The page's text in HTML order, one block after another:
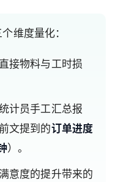
维度量化：
接物料与工时损
计员手工汇总报
文提到的订单进度
）。
意度的提升带来的